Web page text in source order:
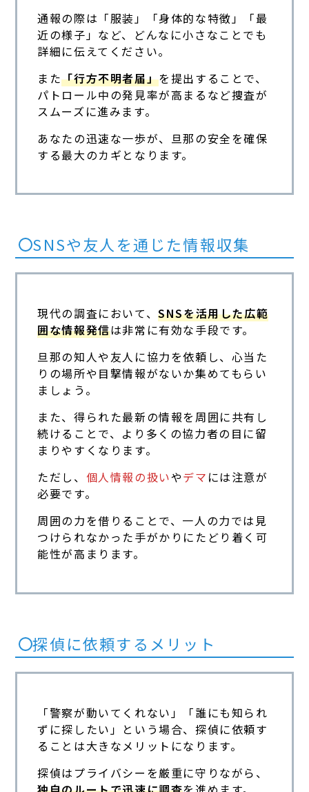
通報の際は「服装」「身体的な特徴」「最
近の様子」など、どんなに小さなことでも
詳細に伝えてください。
また「行方不明者届」を提出することで、
パトロール中の発見率が高まるなど捜査が
スムーズに進みます。
あなたの迅速な一歩が、旦那の安全を確保
する最大のカギとなります。
SNSや友人を通じた情報収集
現代の調査において、SNSを活用した広範
囲な情報発信は非常に有効な手段です。
旦那の知人や友人に協力を依頼し、心当た
りの場所や目撃情報がないか集めてもらい
ましょう。
また、得られた最新の情報を周囲に共有し
続けることで、より多くの協力者の目に留
まりやすくなります。
ただし、 個人情報の扱いやデマ には注意が
必要です。
周囲の力を借りることで、一人の力では見
つけられなかった手がかりにたどり着く可
能性が高まります。
探偵に依頼するメリット
「警察が動いてくれない」「誰にも知られ
ずに探したい」という場合、探偵に依頼す
ることは大きなメリットになります。
探偵はプライバシーを厳重に守りながら、